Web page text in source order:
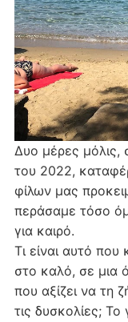
Δυο μέρες μόλις,
του 2022,
φίλων μας
περάσαμε τόσο
για καιρό.
Τι είναι αυτό
στο καλό, σε μια
που αξίζει να τη
τις δυσκολίες;